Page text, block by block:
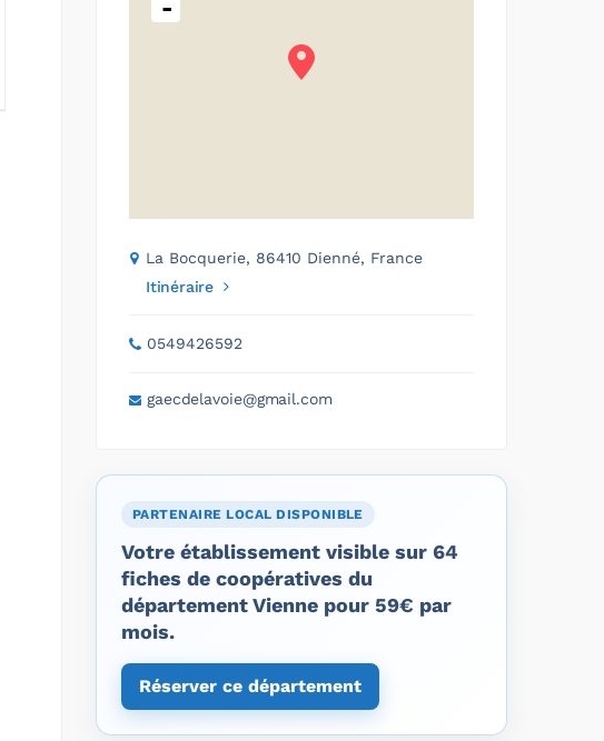
-
La Bocquerie, 86410 Dienné, France
Itinéraire
0549426592
gaecdelavoie@gmail.com
PARTENAIRE LOCAL DISPONIBLE
Votre établissement visible sur 64
fiches de coopératives du
département Vienne pour 59€ par
mois.
Réserver ce département